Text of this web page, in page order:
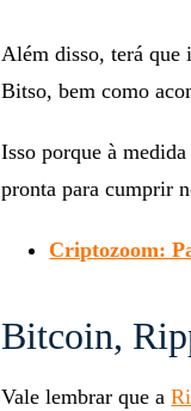
Além disso, terá que
Bitso, bem como
Isso porque à
pronta para cumprir
Criptozoom:
Bitcoin,
Vale lembrar que a